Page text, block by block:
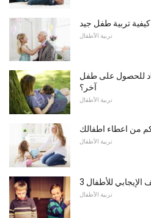
كيفية تربية طفل جيد
تربية الأطفال
للحصول على طفل
آخر؟
تربية الأطفال
من اعطاء اطفالك
تربية الأطفال
الإيجابي للأطفال
تربية الأطفال